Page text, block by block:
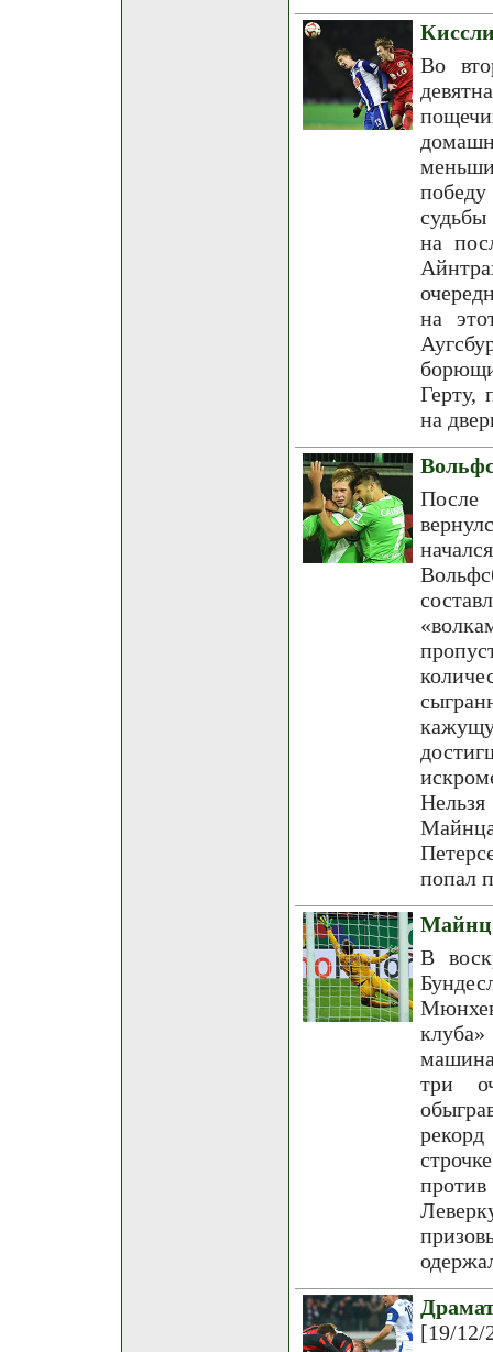
Во
на
на
Герту,
на
После
попал
Майнц
В
три
[19/12/